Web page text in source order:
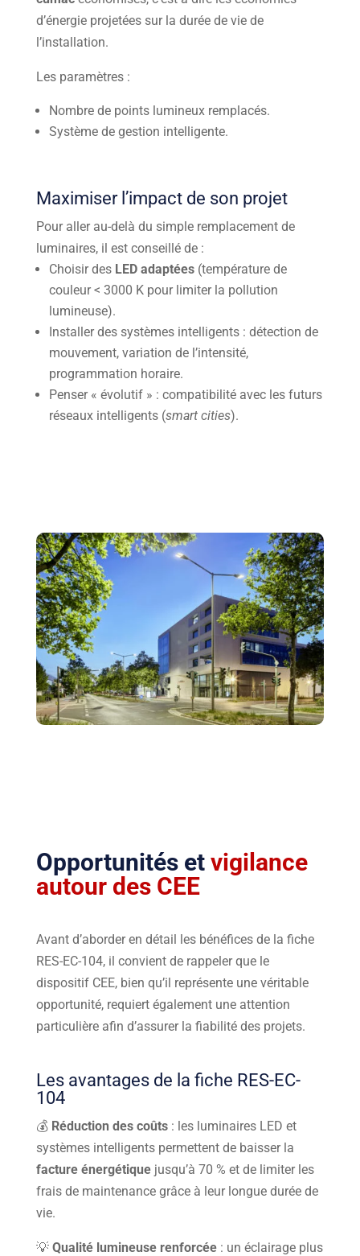
d’énergie projetées sur la durée de vie de
l’installation.
Les paramètres :
Nombre de points lumineux remplacés.
Système de gestion intelligente.
Maximiser l’impact de son projet
Pour aller au-delà du simple remplacement de
luminaires, il est conseillé de :
Choisir des LED adaptées(température de
couleur < 3000 K pour limiter la pollution
lumineuse).
Installer des systèmes intelligents : détection de
mouvement, variation de l’intensité,
programmation horaire.
Penser « évolutif » : compatibilité avec les futurs
réseaux intelligents (smart cities).
Opportunités et vigilance
autour des CEE
Avant d’aborder en détail les bénéfices de la fiche
RES-EC-104, il convient de rappeler que le
dispositif CEE, bien qu’il représente une véritable
opportunité, requiert également une attention
particulière afin d’assurer la fiabilité des projets.
Les avantages de la fiche RES-EC-
104
💰 Réduction des coûts: les luminaires LED et
systèmes intelligents permettent de baisser la
facture énergétiquejusqu’à 70 % et de limiter les
frais de maintenance grâce à leur longue durée de
vie.
💡 Qualité lumineuse renforcée: un éclairage plus